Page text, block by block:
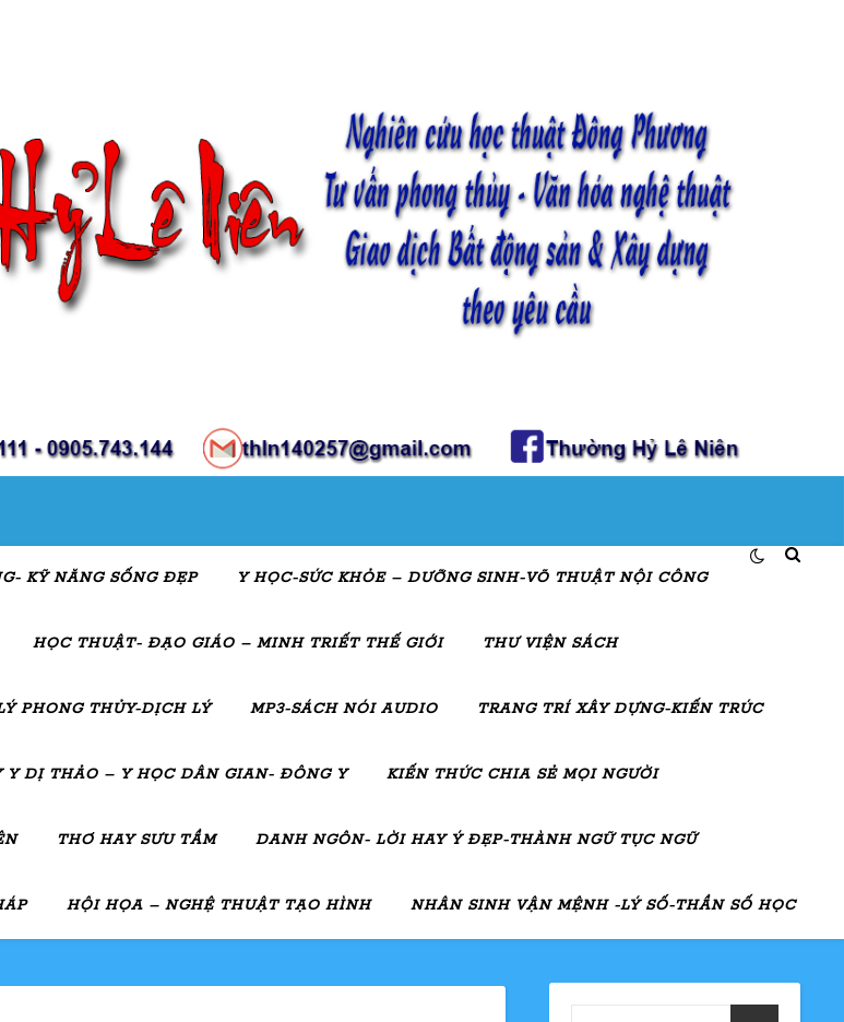
KỸ NĂNG SỐNG ĐẸP Y HỌC-SỨC KHỎE – DƯỠNG SINH-VÕ THUẬT NỘI CÔNG
HỌC THUẬT- ĐẠO GIÁO – MINH TRIẾT THẾ GIỚI THƯ VIỆN SÁCH
PHONG THỦY-DỊCH LÝ MP3-SÁCH NÓI AUDIO TRANG TRÍ XÂY DỰNG-KIẾN TRÚC
Y DỊ THẢO – Y HỌC DÂN GIAN- ĐÔNG Y KIẾN THỨC CHIA SẺ MỌI NGƯỜI
THƠ HAY SƯU TẦM DANH NGÔN- LỜI HAY Ý ĐẸP-THÀNH NGỮ TỤC NGỮ
HỘI HỌA – NGHỆ THUẬT TẠO HÌNH NHÂN SINH VẬN MỆNH -LÝ SỐ-THẦN SỐ HỌC